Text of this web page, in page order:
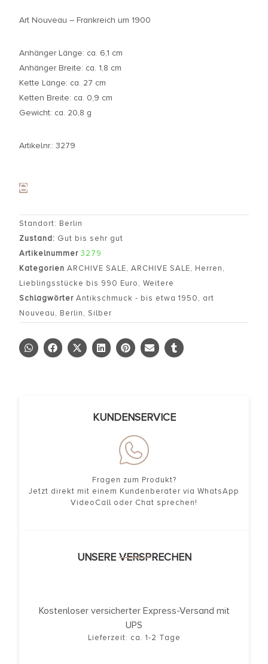
Art Nouveau – Frankreich um 1900
Anhänger Länge: ca. 6,1 cm
Anhänger Breite: ca. 1,8 cm
Kette Länge: ca. 27 cm
Ketten Breite: ca. 0,9 cm
Gewicht: ca. 20,8 g
Artikelnr.: 3279
Standort: Berlin
Zustand: Gut bis sehr gut
Artikelnummer 3279
Kategorien ARCHIVE SALE, ARCHIVE SALE, Herren,
Lieblingsstücke bis 990 Euro, Weitere
Schlagwörter Antikschmuck - bis etwa 1950, art
Nouveau, Berlin, Silber
KUNDENSERVICE
Fragen zum Produkt?
Jetzt direkt mit einem Kundenberater via WhatsApp
VideoCall oder Chat sprechen!
UNSERE VERSPRECHEN
Kostenloser versicherter Express-Versand mit
UPS
Lieferzeit: ca. 1-2 Tage